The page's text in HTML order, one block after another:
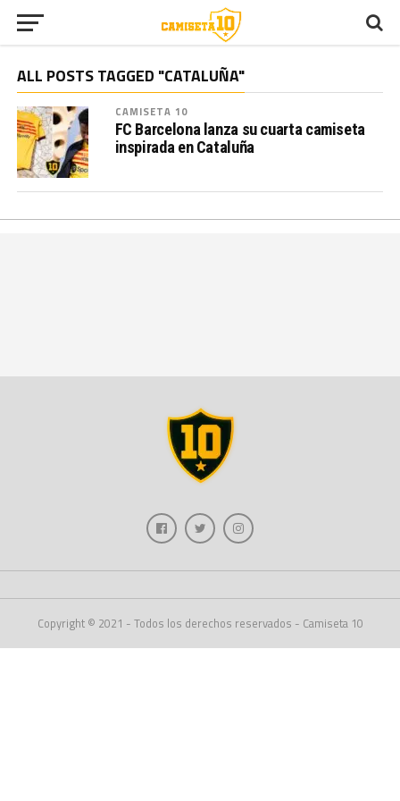
ALL POSTS TAGGED "CATALUÑA"
CAMISETA 10
FC Barcelona lanza su cuarta camiseta
inspirada en Cataluña
Copyright © 2021 - Todos los derechos reservados - Camiseta 10